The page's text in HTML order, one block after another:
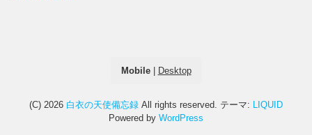
Mobile| Desktop
(C) 2026 白衣の天使備忘録 All rights reserved. テーマ:
LIQUID
Powered by WordPress